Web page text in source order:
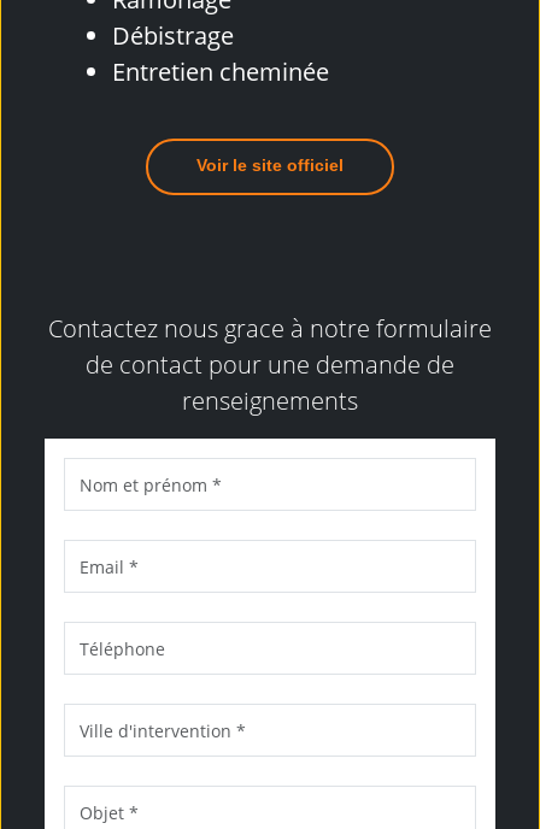
Débistrage
Entretien cheminée
Voir le site officiel
Contactez nous grace à notre formulaire
de contact pour une demande de
renseignements